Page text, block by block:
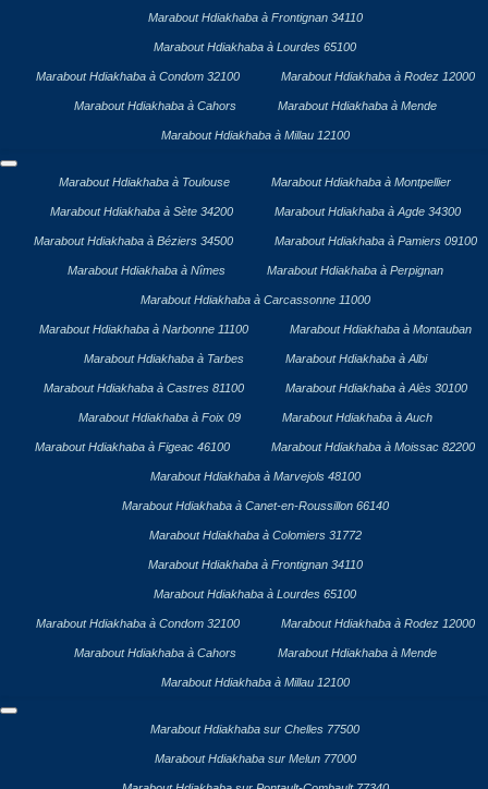
Marabout Hdiakhaba à Frontignan 34110
Marabout Hdiakhaba à Lourdes 65100
Marabout Hdiakhaba à Condom 32100 Marabout Hdiakhaba à Rodez 12000
Marabout Hdiakhaba à Cahors Marabout Hdiakhaba à Mende
Marabout Hdiakhaba à Millau 12100
Marabout Hdiakhaba à Toulouse Marabout Hdiakhaba à Montpellier
Marabout Hdiakhaba à Sète 34200 Marabout Hdiakhaba à Agde 34300
Marabout Hdiakhaba à Béziers 34500 Marabout Hdiakhaba à Pamiers 09100
Marabout Hdiakhaba à Nîmes Marabout Hdiakhaba à Perpignan
Marabout Hdiakhaba à Carcassonne 11000
Marabout Hdiakhaba à Narbonne 11100 Marabout Hdiakhaba à Montauban
Marabout Hdiakhaba à Tarbes Marabout Hdiakhaba à Albi
Marabout Hdiakhaba à Castres 81100 Marabout Hdiakhaba à Alès 30100
Marabout Hdiakhaba à Foix 09 Marabout Hdiakhaba à Auch
Marabout Hdiakhaba à Figeac 46100 Marabout Hdiakhaba à Moissac 82200
Marabout Hdiakhaba à Marvejols 48100
Marabout Hdiakhaba à Canet-en-Roussillon 66140
Marabout Hdiakhaba à Colomiers 31772
Marabout Hdiakhaba à Frontignan 34110
Marabout Hdiakhaba à Lourdes 65100
Marabout Hdiakhaba à Condom 32100 Marabout Hdiakhaba à Rodez 12000
Marabout Hdiakhaba à Cahors Marabout Hdiakhaba à Mende
Marabout Hdiakhaba à Millau 12100
Marabout Hdiakhaba sur Chelles 77500
Marabout Hdiakhaba sur Melun 77000